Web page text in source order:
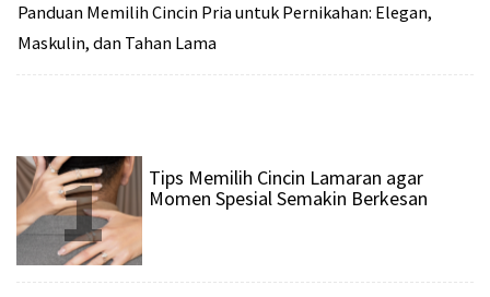
Panduan Memilih Cincin Pria untuk Pernikahan: Elegan,
Maskulin, dan Tahan Lama
1
Tips Memilih Cincin Lamaran agar
Momen Spesial Semakin Berkesan